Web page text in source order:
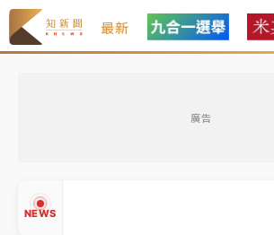
最新
廣告
NEWS
處置制度大變革！ 證交所今起縮短股
數與撮合時間